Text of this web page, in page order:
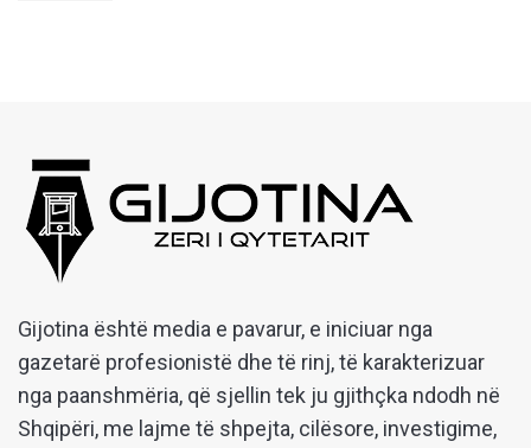
Gijotina është media e pavarur, e iniciuar nga
gazetarë profesionistë dhe të rinj, të karakterizuar
nga paanshmëria, që sjellin tek ju gjithçka ndodh në
Shqipëri, me lajme të shpejta, cilësore, investigime,